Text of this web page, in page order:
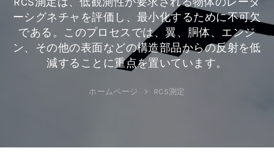
ーシグネチャを評価し、最小化するために不可欠
である。このプロセスでは、翼、胴体、エンジ
ン、その他の表面などの構造部品からの反射を低
減することに重点を置いています。
ホームページ RCS測定